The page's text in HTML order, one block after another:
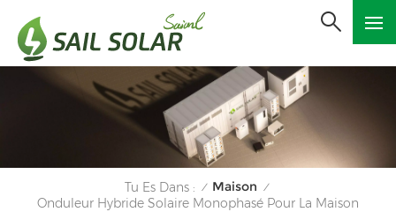
Tu Es Dans : / Maison /
Onduleur Hybride Solaire Monophasé Pour La Maison